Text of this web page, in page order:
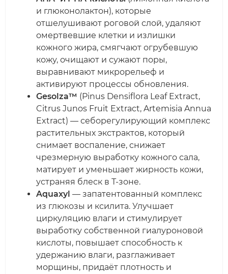
и глюконолактон), которые
отшелушивают роговой слой, удаляют
омертвевшие клетки и излишки
кожного жира, смягчают огрубевшую
кожу, очищают и сужают поры,
выравнивают микрорельеф и
активируют процессы обновления.
Gesolza™ (Pinus Densiflora Leaf Extract,
Citrus Junos Fruit Extract, Artemisia Annua
Extract) — себорегулирующий комплекс
растительных экстрактов, который
снимает воспаление, снижает
чрезмерную выработку кожного сала,
матирует и уменьшает жирность кожи,
устраняя блеск в Т-зоне.
Aquaxyl — запатентованный комплекс
из глюкозы и ксилита. Улучшает
циркуляцию влаги и стимулирует
выработку собственной гиалуроновой
кислоты, повышает способность к
удержанию влаги, разглаживает
морщины, придаёт плотность и